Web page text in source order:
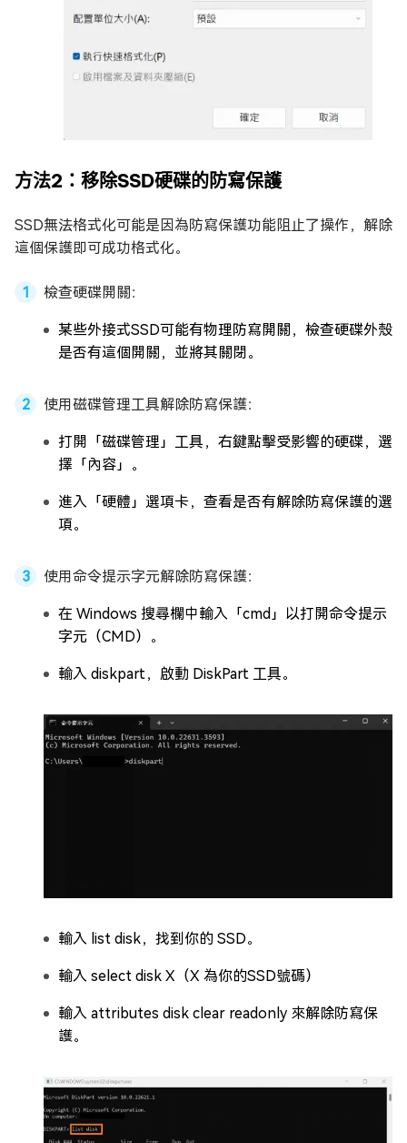
方法2：移除SSD硬碟的防寫保護
SSD無法格式化可能是因為防寫保護功能阻止了操作，解除
這個保護即可成功格式化。
檢查硬碟開關：
某些外接式SSD可能有物理防寫開關，檢查硬碟外殼
是否有這個開關，並將其關閉。
使用磁碟管理工具解除防寫保護：
打開「磁碟管理」工具，右鍵點擊受影響的硬碟，選
擇「內容」。
進入「硬體」選項卡，查看是否有解除防寫保護的選
項。
使用命令提示字元解除防寫保護：
在 Windows 搜尋欄中輸入「cmd」以打開命令提示
字元（CMD）。
輸入 diskpart，啟動 DiskPart 工具。
輸入 list disk，找到你的 SSD。
輸入 select disk X（X 為你的SSD號碼）
輸入 attributes disk clear readonly 來解除防寫保
護。